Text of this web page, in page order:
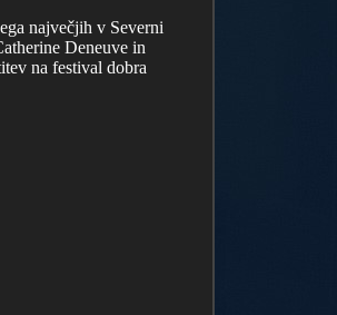
največjih v Severni
Deneuve in
na festival dobra